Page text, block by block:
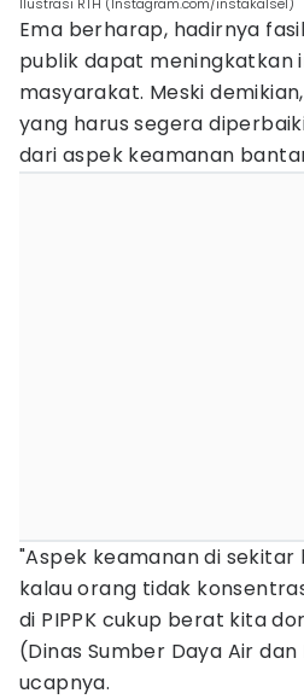
Ema berharap, hadirnya
publik dapat meningkatkan
masyarakat. Meski
yang harus segera
dari aspek keamanan
"Aspek keamanan di sekitar
kalau orang tidak
di PIPPK cukup berat kita
(Dinas Sumber Daya Air
ucapnya.